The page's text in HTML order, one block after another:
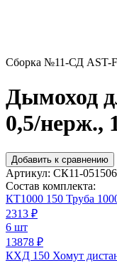
Сборка №11-СД AST-
Дымоход
0,5/нерж.,
Добавить к сравнению
Артикул: СК11-051506
Состав комплекта:
КТ1000 150 Труба
2313 ₽
6 шт
13878 ₽
КХД 150 Хомут